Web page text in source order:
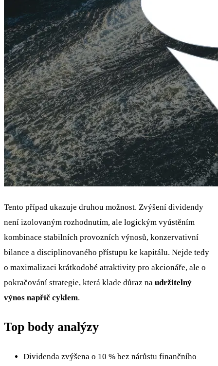
Tento případ ukazuje druhou možnost. Zvýšení dividendy
není izolovaným rozhodnutím, ale logickým vyústěním
kombinace stabilních provozních výnosů, konzervativní
bilance a disciplinovaného přístupu ke kapitálu. Nejde tedy
o maximalizaci krátkodobé atraktivity pro akcionáře, ale o
pokračování strategie, která klade důraz na udržitelný
výnos napříč cyklem.
Top body analýzy
Dividenda zvýšena o 10 % bez nárůstu finančního